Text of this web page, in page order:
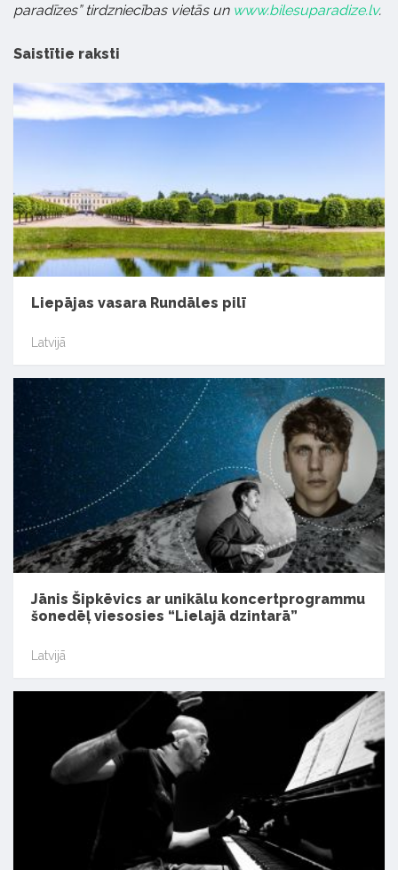
paradīzes” tirdzniecības vietās un www.bilesuparadize.lv.
Saistītie raksti
Liepājas vasara Rundāles pilī
Latvijā
Jānis Šipkēvics ar unikālu koncertprogrammu
šonedēļ viesosies “Lielajā dzintarā”
Latvijā